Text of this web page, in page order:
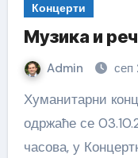
Концерти
Музика и
Admin сеп
Хуманитарни концерт „Музика и речи лече“
одржаће се
часова, у